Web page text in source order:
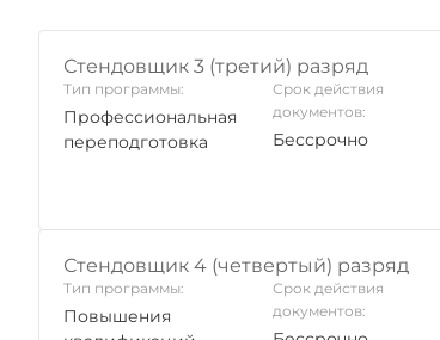
Стендовщик 3 (третий) разряд
Тип программы:
Профессиональная
переподготовка
Срок действия
документов:
Бессрочно
Стендовщик 4 (четвертый) разряд
Тип программы:
Повышения
Срок действия
документов: